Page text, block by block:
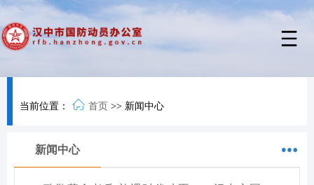
当前位置： 首页 >> 新闻中心
新闻中心